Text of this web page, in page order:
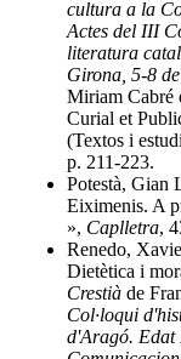
cultura a la
Actes del III
literatura
Girona, 5-8
Miriam Cabré
Curial et
(Textos i
p. 211-223.
Potestà, Gian
Eiximenis. A
», Caplletra,
Renedo,
Dietètica i
Crestià de
Col·loqui
d'Aragó. Edat